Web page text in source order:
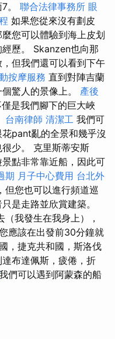
。 聯合法律事務所 眼
如果您從來沒有劃皮
您可以體驗到海上皮划
歷。 Skanzen也向那
但我們還可以看到下午
按摩服務 直到對陣吉蘭
驚人的景像上。 產後
是我們腳下的巨大峽
台南律師 清潔工 我們可
pant亂的全景和幾乎沒
少。 克里斯蒂安斯
點非常靠近船，因此可
期 月子中心費用 台北外
但您也可以進行頻道巡
是走路並欣賞建築。
我發生在我身上），
應該在出發前30分鐘就
，捷克共和國，斯洛伐
布達佩斯，疲倦，折
們可以遇到阿蒙森的船